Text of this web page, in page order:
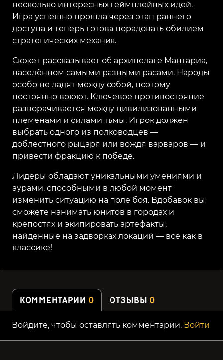
несколько интересных геймплейных идей.
Игра успешно прошла через этап раннего
доступа и теперь готова порадовать обилием
стратегических механик.
Сюжет рассказывает об архипелаге Мантариа,
населённом самыми разными расами. Народы
особо не ладят между собой, поэтому
постоянно воюют. Ключевое противостояние
разворачивается между цивилизованными
племенами и силами тьмы. Игрок должен
выбрать одного из полководцев —
доблестного рыцаря или вождя варваров — и
привести фракцию к победе.
Лидеры обладают уникальными умениями и
аурами, способными в любой момент
изменить ситуацию на поле боя. Вдобавок вы
сможете нанимать юнитов в городах и
крепостях и экипировать артефакты,
найденные на задворках локаций — всё как в
классике!
КОММЕНТАРИИ 0 ОТЗЫВЫ 0
Войдите, чтобы оставлять комментарии. Войти